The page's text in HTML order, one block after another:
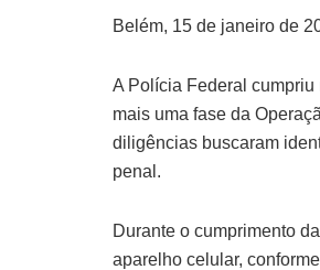
Belém, 15 de janeiro de
A Polícia Federal
mais uma fase da
diligências buscaram
penal.
Durante o cumprimento
aparelho celular,